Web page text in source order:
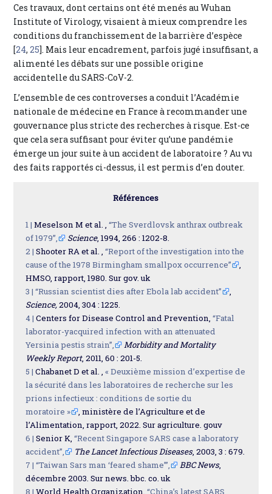
Ces travaux, dont certains ont été menés au Wuhan
Institute of Virology, visaient à mieux comprendre les
conditions du franchissement de la barrière d’espèce
[24,25]. Mais leur encadrement, parfois jugé insuffisant, a
alimenté les débats sur une possible origine
accidentelle du SARS-CoV-2.
L’ensemble de ces controverses a conduit l’Académie
nationale de médecine en France à recommander une
gouvernance plus stricte des recherches à risque. Est-ce
que cela sera suffisant pour éviter qu’une pandémie
émerge un jour suite à un accident de laboratoire ? Au vu
des faits rapportés ci-dessus, il est permis d’en douter.
Références
1 | Meselson M et al. ,“The Sverdlovsk anthrax outbreak
of 1979”,
Science, 1994, 266 : 1202-8.
2 | Shooter RA et al. ,“Report of the investigation into the
cause of the 1978 Birmingham smallpox occurrence”
,
HMSO, rapport, 1980. Sur gov. uk
3 | “Russian scientist dies after Ebola lab accident”
,
Science,2004, 304 : 1225.
4 | Centers for Disease Control and Prevention,“Fatal
laborator-yacquired infection with an attenuated
Yersinia pestis strain”,
Morbidity and Mortality
Weekly Report, 2011, 60 : 201-5.
5 | Chabanet D et al. ,« Deuxième mission d’expertise de
la sécurité dans les laboratoires de recherche sur les
prions infectieux : conditions de sortie du
moratoire »
, ministère de l’Agriculture et de
l’Alimentation, rapport, 2022. Sur agriculture. gouv
6 | Senior K,“Recent Singapore SARS case a laboratory
accident”,
The Lancet Infectious Diseases, 2003, 3 : 679.
7 | “Taiwan Sars man ‘feared shame’”, BBC News,
décembre 2003. Sur news. bbc. co. uk
8 | World Health Organization,“China’s latest SARS